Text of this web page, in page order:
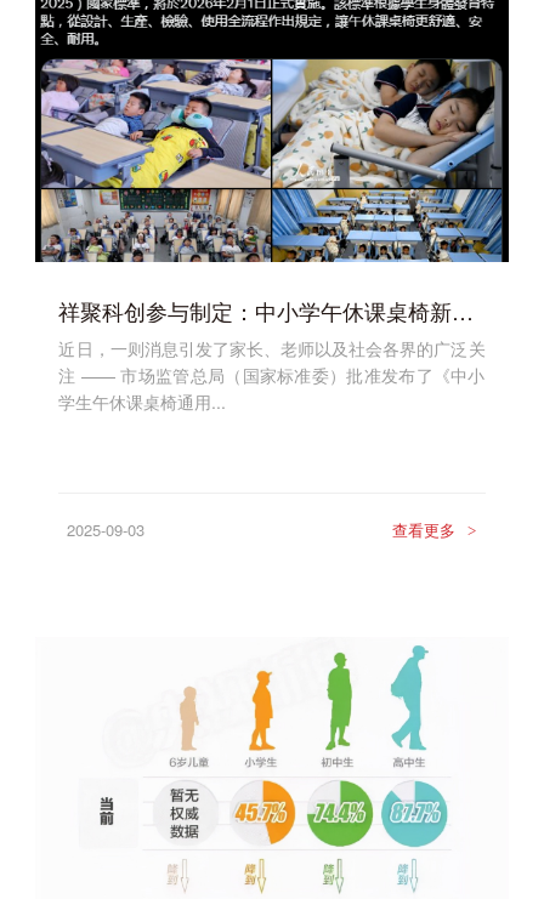
祥聚科创参与制定：中小学午休课桌椅新国标出台
近日，一则消息引发了家长、老师以及社会各界的广泛关
注 —— 市场监管总局（国家标准委）批准发布了《中小
学生午休课桌椅通用...
2025-09-03 查看更多 >